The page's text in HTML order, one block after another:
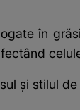
în
și stilul